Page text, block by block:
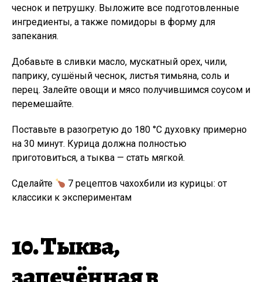
чеснок и петрушку. Выложите все подготовленные
ингредиенты, а также помидоры в форму для
запекания.
Добавьте в сливки масло, мускатный орех, чили,
паприку, сушёный чеснок, листья тимьяна, соль и
перец. Залейте овощи и мясо получившимся соусом и
перемешайте.
Поставьте в разогретую до 180 °C духовку примерно
на 30 минут. Курица должна полностью
приготовиться, а тыква — стать мягкой.
Сделайте
7 рецептов чахохбили из курицы: от
классики к экспериментам
10. Тыква,